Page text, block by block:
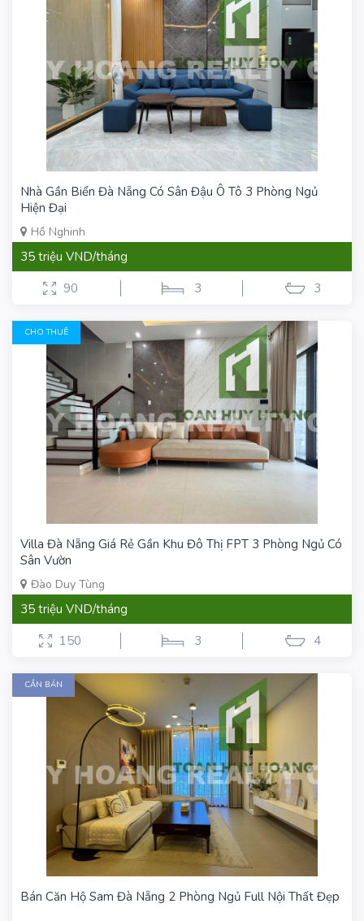
Nhà Gần Biển Đà Nẵng Có Sân Đậu Ô Tô 3 Phòng Ngủ
Hiện Đại
Hồ Nghinh
35 triệu VND/tháng
90
3 3
CHO THUÊ
Villa Đà Nẵng Giá Rẻ Gần Khu Đô Thị FPT 3 Phòng Ngủ Có
Sân Vườn
Đào Duy Tùng
35 triệu VND/tháng
150
3 4
CẦN BÁN
Bán Căn Hộ Sam Đà Nẵng 2 Phòng Ngủ Full Nội Thất Đẹp